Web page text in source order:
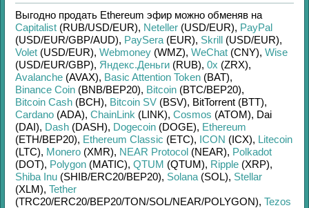
Выгодно продать Ethereum эфир можно обменяв на
Capitalist (RUB/USD/EUR), Neteller (USD/EUR), PayPal
(USD/EUR/GBP/AUD), PaySera (EUR), Skrill (USD/EUR),
Volet (USD/EUR), Webmoney (WMZ), WeChat (CNY), Wise
(USD/EUR/GBP), Яндекс.Деньги (RUB), 0x (ZRX),
Avalanche (AVAX), Basic Attention Token (BAT),
Binance Coin (BNB/BEP20), Bitcoin (BTC/BEP20),
Bitcoin Cash (BCH), Bitcoin SV (BSV), BitTorrent (BTT),
Cardano (ADA), ChainLink (LINK), Cosmos (ATOM), Dai
(DAI), Dash (DASH), Dogecoin (DOGE), Ethereum
(ETH/BEP20), Ethereum Classic (ETC), ICON (ICX), Litecoin
(LTC), Monero (XMR), NEAR Protocol (NEAR), Polkadot
(DOT), Polygon (MATIC), QTUM (QTUM), Ripple (XRP),
Shiba Inu (SHIB/ERC20/BEP20), Solana (SOL), Stellar
(XLM), Tether
(TRC20/ERC20/BEP20/TON/SOL/NEAR/POLYGON), Tezos